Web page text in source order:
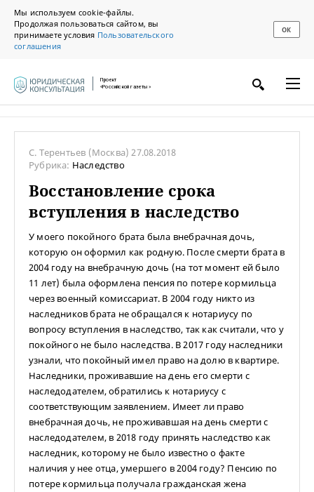
Мы используем cookie-файлы.
Продолжая пользоваться сайтом, вы
принимаете условия Пользовательского
соглашения
ОК
Проект
«Российской газеты»
С. Терентьев (Москва)27.08.2018
Рубрика: Наследство
Восстановление срока
вступления в наследство
У моего покойного брата была внебрачная дочь,
которую он оформил как родную. После смерти брата в
2004 году на внебрачную дочь (на тот момент ей было
11 лет) была оформлена пенсия по потере кормильца
через военный комиссариат. В 2004 году никто из
наследников брата не обращался к нотариусу по
вопросу вступления в наследство, так как считали, что у
покойного не было наследства. В 2017 году наследники
узнали, что покойный имел право на долю в квартире.
Наследники, проживавшие на день его смерти с
наследодателем, обратились к нотариусу с
соответствующим заявлением. Имеет ли право
внебрачная дочь, не проживавшая на день смерти с
наследодателем, в 2018 году принять наследство как
наследник, которому не было известно о факте
наличия у нее отца, умершего в 2004 году? Пенсию по
потере кормильца получала гражданская жена